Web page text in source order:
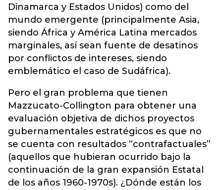
Dinamarca y Estados Unidos) como del
mundo emergente (principalmente Asia,
siendo África y América Latina mercados
marginales, así sean fuente de desatinos
por conflictos de intereses, siendo
emblemático el caso de Sudáfrica).
Pero el gran problema que tienen
Mazzucato-Collington para obtener una
evaluación objetiva de dichos proyectos
gubernamentales estratégicos es que no
se cuenta con resultados “contrafactuales”
(aquellos que hubieran ocurrido bajo la
continuación de la gran expansión Estatal
de los años 1960-1970s). ¿Dónde están los